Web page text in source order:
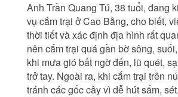
Anh Trần Quang Tú, 38 tuổi, đang
vụ cắm trại ở Cao Bằng, cho biết,
thời tiết và xác định địa hình rất
nên cắm trại quá gần bờ sông,
khi mưa gió bất ngờ đến, lũ quét,
trở tay. Ngoài ra, khi cắm trại trên
tránh các gốc cây vì dễ hút sấm, sét.